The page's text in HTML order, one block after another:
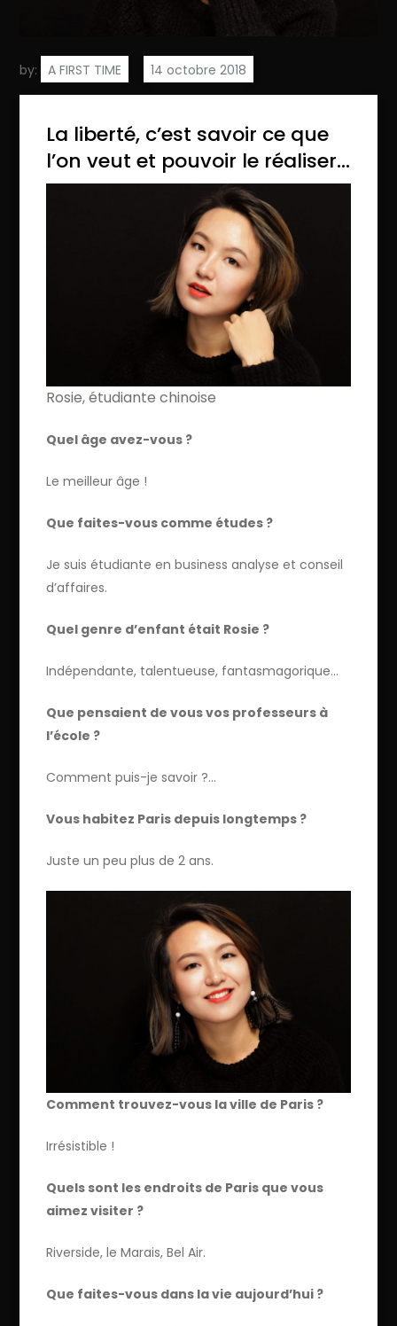
by: A FIRST TIME
La liberté, c’est savoir ce que
l’on veut et pouvoir le réaliser…
Rosie, étudiante chinoise
Quel âge avez-vous ?
Le meilleur âge !
Que faites-vous comme études ?
Je suis étudiante en business analyse et conseil
d’affaires.
Quel genre d’enfant était Rosie ?
Indépendante, talentueuse, fantasmagorique…
Que pensaient de vous vos professeurs à
l’école ?
Comment puis-je savoir ?…
Vous habitez Paris depuis longtemps ?
Juste un peu plus de 2 ans.
Comment trouvez-vous la ville de Paris ?
Irrésistible !
Quels sont les endroits de Paris que vous
aimez visiter ?
Riverside, le Marais, Bel Air.
Que faites-vous dans la vie aujourd’hui ?